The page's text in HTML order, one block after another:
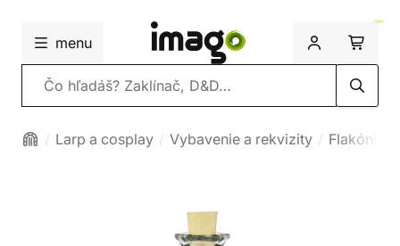
menu
Vyhľadávanie
Larp a cosplay Vybavenie a rekvizity